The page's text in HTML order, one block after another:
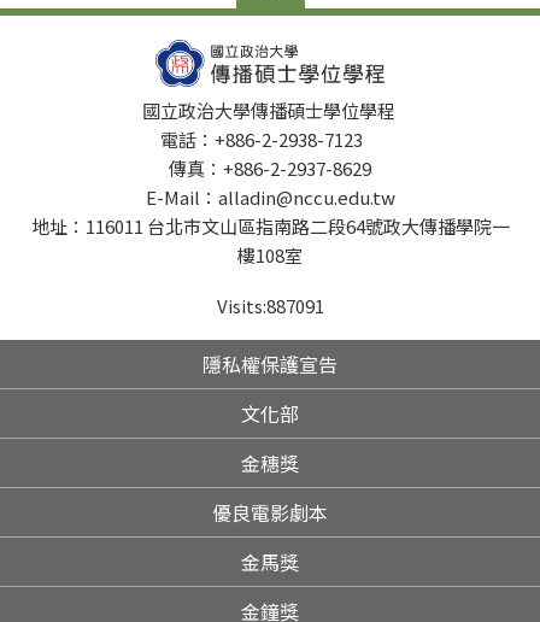
國立政治大學傳播碩士學位學程
電話：+886-2-2938-7123
傳真：+886-2-2937-8629
E-Mail：alladin@nccu.edu.tw
地址：116011 台北市文山區指南路二段64號政大傳播學院一
樓108室
Visits:887091
隱私權保護宣告
文化部
金穗獎
優良電影劇本
金馬獎
金鐘獎